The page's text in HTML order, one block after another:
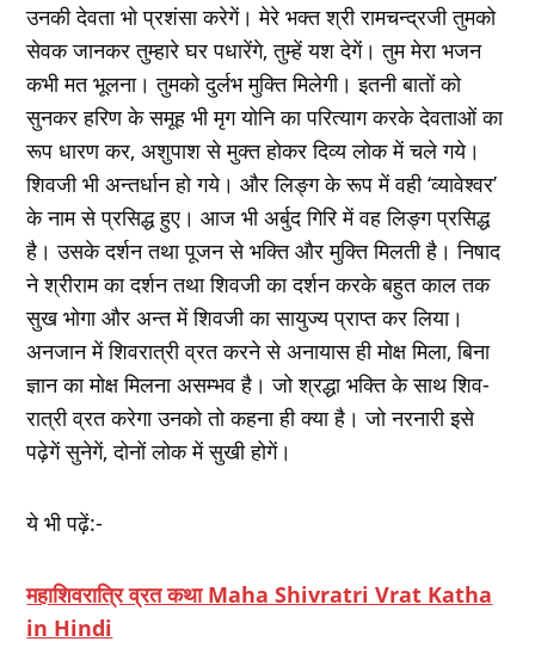
उनकी देवता भो प्रशंसा करेगें। मेरे भक्त श्री रामचन्द्रजी तुमको
सेवक जानकर तुम्हारे घर पधारेंगे, तुम्हें यश देगें। तुम मेरा भजन
कभी मत भूलना। तुमको दुर्लभ मुक्ति मिलेगी। इतनी बातों को
सुनकर हरिण के समूह भी मृग योनि का परित्याग करके देवताओं का
रूप धारण कर, अशुपाश से मुक्त होकर दिव्य लोक में चले गये।
शिवजी भी अन्तर्धान हो गये। और लिङ्ग के रूप में वही ‘व्यावेश्वर’
के नाम से प्रसिद्ध हुए। आज भी अर्बुद गिरि में वह लिङ्ग प्रसिद्ध
है। उसके दर्शन तथा पूजन से भक्ति और मुक्ति मिलती है। निषाद
ने श्रीराम का दर्शन तथा शिवजी का दर्शन करके बहुत काल तक
सुख भोगा और अन्त में शिवजी का सायुज्य प्राप्त कर लिया।
अनजान में शिवरात्री व्रत करने से अनायास ही मोक्ष मिला, बिना
ज्ञान का मोक्ष मिलना असम्भव है। जो श्रद्धा भक्ति के साथ शिव-
रात्री व्रत करेगा उनको तो कहना ही क्या है। जो नरनारी इसे
पढ़ेगें सुनेगें, दोनों लोक में सुखी होगें।
ये भी पढ़ें:-
महाशिवरात्रि व्रत कथा Maha Shivratri Vrat Katha
in Hindi